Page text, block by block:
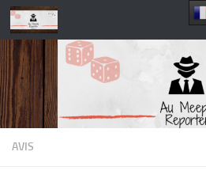
Skip to content
AVIS